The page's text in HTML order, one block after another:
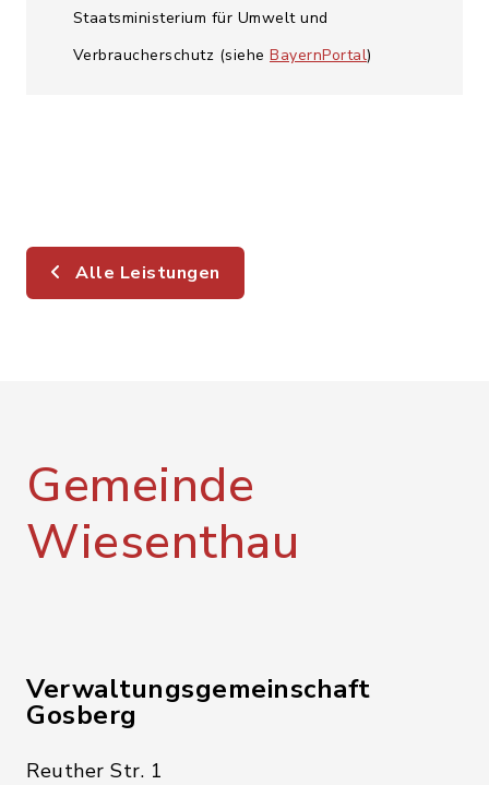
Staatsministerium für Umwelt und
Verbraucherschutz (siehe BayernPortal)
Alle Leistungen
Gemeinde
Wiesenthau
Verwaltungsgemeinschaft
Gosberg
Reuther Str. 1